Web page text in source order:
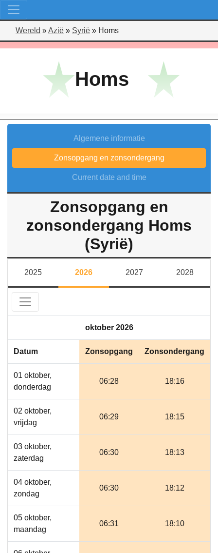
Wereld »Azië » Syrië » Homs
Homs
Algemene informatie
Zonsopgang en zonsondergang
Current date and time
Zonsopgang en
zonsondergang Homs
(Syrië)
2025 2026 2027 2028
oktober 2026
Datum Zonsopgang Zonsondergang
01 oktober,
donderdag
06:28 18:16
02 oktober,
vrijdag
06:29 18:15
03 oktober,
zaterdag
06:30 18:13
04 oktober,
zondag
06:30 18:12
05 oktober,
maandag
06:31 18:10